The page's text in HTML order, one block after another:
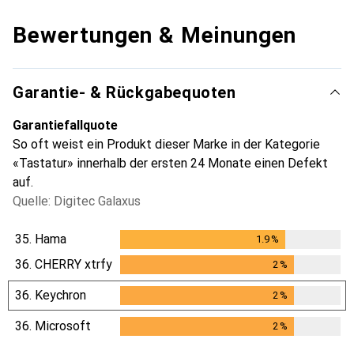
Bewertungen & Meinungen
Garantie- & Rückgabequoten
Garantiefallquote
So oft weist ein Produkt dieser Marke in der Kategorie
«Tastatur» innerhalb der ersten 24 Monate einen Defekt
auf.
Quelle: Digitec Galaxus
35. Hama 1.9%
36. CHERRY xtrfy 2 %
36. Keychron 2 %
36. Microsoft 2 %